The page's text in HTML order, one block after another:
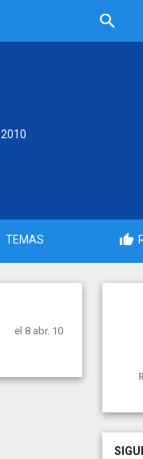
2010
TEMAS
el 8 abr. 10